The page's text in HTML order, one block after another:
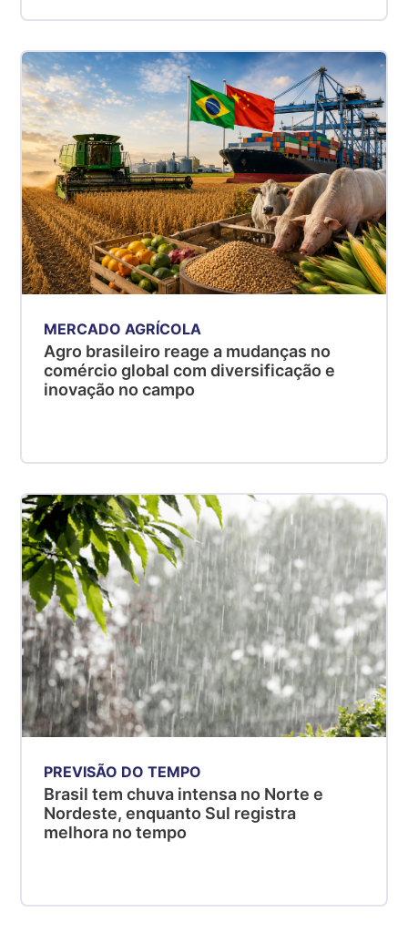
MERCADO AGRÍCOLA
Agro brasileiro reage a mudanças no
comércio global com diversificação e
inovação no campo
PREVISÃO DO TEMPO
Brasil tem chuva intensa no Norte e
Nordeste, enquanto Sul registra
melhora no tempo